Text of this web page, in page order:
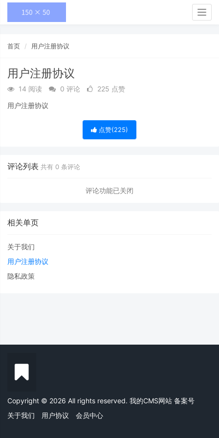
首页 用户注册协议
用户注册协议
14 阅读 0 评论
225 点赞
用户注册协议
点赞(225)
评论列表 共有 0 条评论
评论功能已关闭
相关单页
关于我们
用户注册协议
隐私政策
Copyright © 2026 All rights reserved. 我的CMS网站 备案号
关于我们
用户协议 会员中心